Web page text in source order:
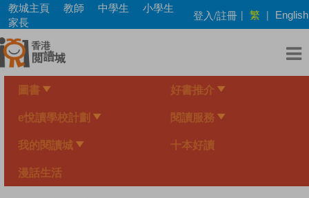
Skip
main
content
教城主頁 教師 中學生
小學生
家長
登入/註冊 | 繁 | English
圖書 好書推介
e悅讀學校計劃 閱讀服務
我的閱讀城 十本好讀
漫話生活